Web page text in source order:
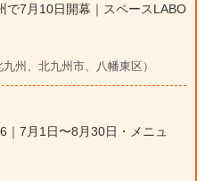
で7月10日開幕｜スペースLABO
州、北九州市、八幡東区）
｜7月1日〜8月30日・メニュ